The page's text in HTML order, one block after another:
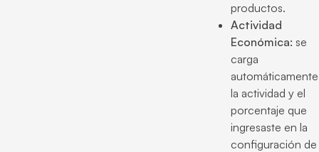
productos.
Actividad
Económica: se
carga
automáticamente
la actividad y el
porcentaje que
ingresaste en la
configuración de